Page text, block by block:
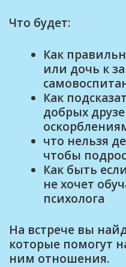
Что будет:
Как
или дочь к
Как
добрых
что нельзя
чтобы
Как быть
не хочет
психолога
На встрече вы
которые помогут
ним отношения.